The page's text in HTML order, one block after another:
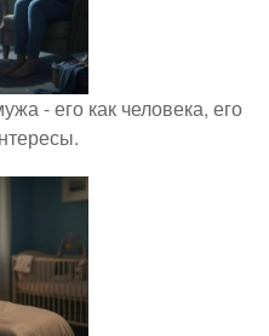
- его как человека, его